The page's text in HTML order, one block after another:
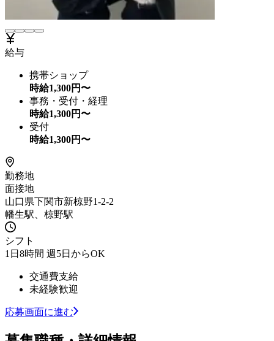
給与
携帯ショップ
時給1,300円〜
事務・受付・経理
時給1,300円〜
受付
時給1,300円〜
勤務地
面接地
山口県下関市新椋野1-2-2
幡生駅、椋野駅
シフト
1日8時間 週5日からOK
交通費支給
未経験歓迎
応募画面に進む